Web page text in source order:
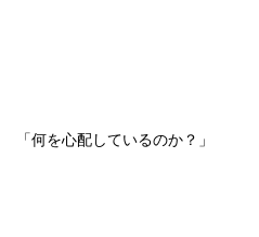
「何を心配しているのか？」